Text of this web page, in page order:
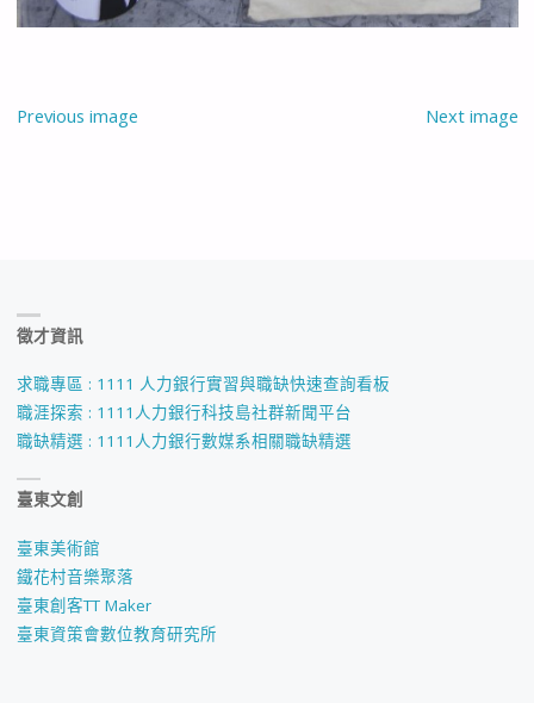
Previous image Next image
徵才資訊
求職專區 : 1111 人力銀行實習與職缺快速查詢看板
職涯探索 : 1111人力銀行科技島社群新聞平台
職缺精選 : 1111人力銀行數媒系相關職缺精選
臺東文創
臺東美術館
鐵花村音樂聚落
臺東創客TT Maker
臺東資策會數位教育研究所